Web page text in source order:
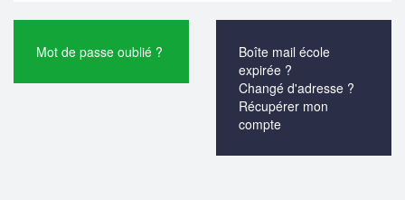
Mot de passe oublié ?
Boîte mail école
expirée ?
Changé d'adresse ?
Récupérer mon
compte